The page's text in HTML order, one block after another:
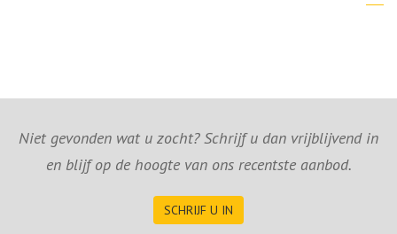
Niet gevonden wat u zocht? Schrijf u dan vrijblijvend in
en blijf op de hoogte van ons recentste aanbod.
SCHRIJF U IN